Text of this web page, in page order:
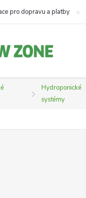
pro dopravu a platby
Hydroponické
systémy